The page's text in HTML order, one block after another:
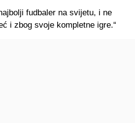
fudbaler na svijetu, i ne
i zbog svoje kompletne igre.“